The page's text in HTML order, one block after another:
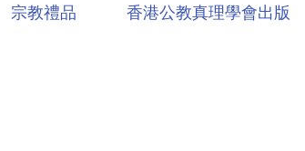
宗教禮品 香港公教真理學會出版